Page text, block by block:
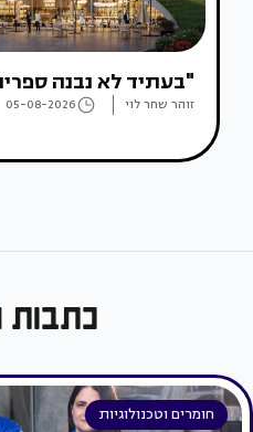
"בעתיד לא נבנה
זוהר שחר לוי 05-08-2026
כתבות
חומרים וטכנולוגיות